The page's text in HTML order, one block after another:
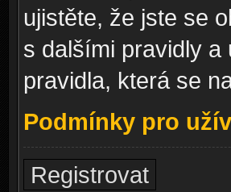
ujistěte, že jste se
s dalšími pravidly a
pravidla, která se
Podmínky pro
Registrovat